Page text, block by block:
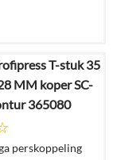
€6,09
€4,75
T-stuk 35
MM koper SC-
365080
perskoppeling